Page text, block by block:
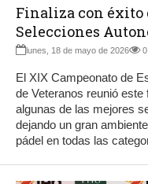
Finaliza con éxito
Selecciones
lunes, 18 de mayo de 2026 0
El XIX Campeonato de
de Veteranos reunió
algunas de las mejores
dejando un gran
pádel en todas las